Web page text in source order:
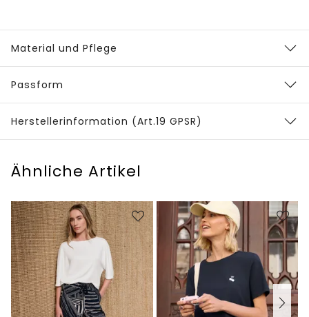
Material und Pflege
Passform
Herstellerinformation (Art.19 GPSR)
Ähnliche Artikel